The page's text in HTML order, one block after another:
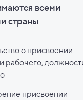
всеми
страны
о присвоении
рабочего,
присвоении